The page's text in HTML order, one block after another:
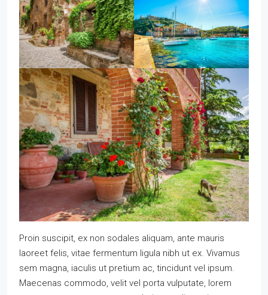
Proin suscipit, ex non sodales aliquam, ante mauris
laoreet felis, vitae fermentum ligula nibh ut ex. Vivamus
sem magna, iaculis ut pretium ac, tincidunt vel ipsum.
Maecenas commodo, velit vel porta vulputate, lorem